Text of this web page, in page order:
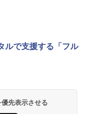
ルで支援する「フル
先表示させる